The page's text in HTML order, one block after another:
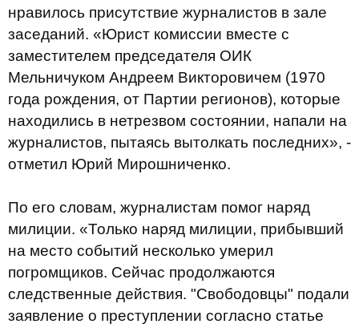
нравилось присутствие журналистов в зале
заседаний. «Юрист комиссии вместе с
заместителем председателя ОИК
Мельничуком Андреем Викторовичем (1970
года рождения, от Партии регионов), которые
находились в нетрезвом состоянии, напали на
журналистов, пытаясь вытолкать последних», -
отметил Юрий Мирошниченко.
По его словам, журналистам помог наряд
милиции. «Только наряд милиции, прибывший
на место событий несколько умерил
погромщиков. Сейчас продолжаются
следственные действия. "Свободовцы" подали
заявление о преступлении согласно статье